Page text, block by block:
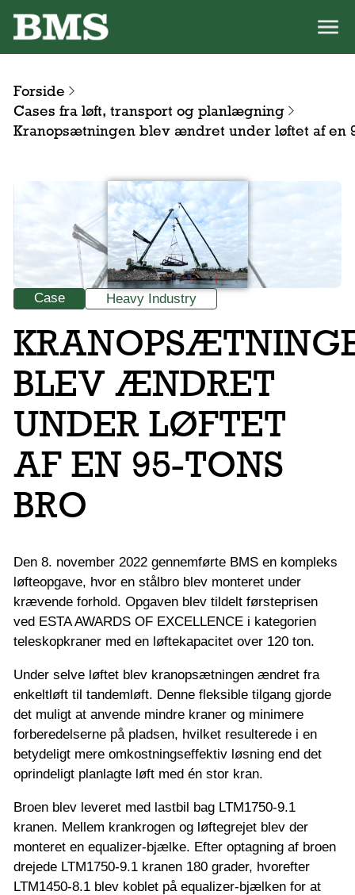
Forside
Cases fra løft, transport og planlægning
Kranopsætningen blev ændret under løftet af en
Case Heavy Industry
BLEV ÆNDRET
UNDER LØFTET
AF EN 95-TONS
BRO
Den 8. november 2022 gennemførte BMS en kompleks
løfteopgave, hvor en stålbro blev monteret under
krævende forhold. Opgaven blev tildelt førsteprisen
ved ESTA AWARDS OF EXCELLENCE i kategorien
teleskopkraner med en løftekapacitet over 120 ton.
Under selve løftet blev kranopsætningen ændret fra
enkeltløft til tandemløft. Denne fleksible tilgang gjorde
det muligt at anvende mindre kraner og minimere
forberedelserne på pladsen, hvilket resulterede i en
betydeligt mere omkostningseffektiv løsning end det
oprindeligt planlagte løft med én stor kran.
Broen blev leveret med lastbil bag LTM1750-9.1
kranen. Mellem krankrogen og løftegrejet blev der
monteret en equalizer-bjælke. Efter optagning af broen
drejede LTM1750-9.1 kranen 180 grader, hvorefter
LTM1450-8.1 blev koblet på equalizer-bjælken for at